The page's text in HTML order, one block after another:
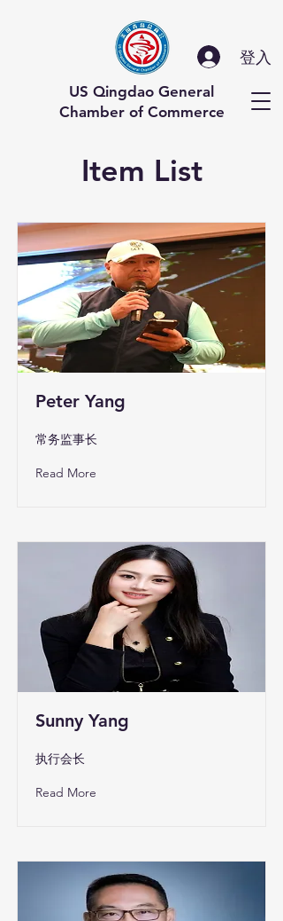
登入
US Qingdao General
Chamber of Commerce
Item List
Peter Yang
常务监事长
Read More
Sunny Yang
执行会长
Read More